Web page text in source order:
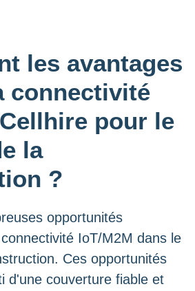
les avantages
connectivité
pour le
la
?
opportunités
IoT/M2M dans le
Ces opportunités
d'une couverture fiable et